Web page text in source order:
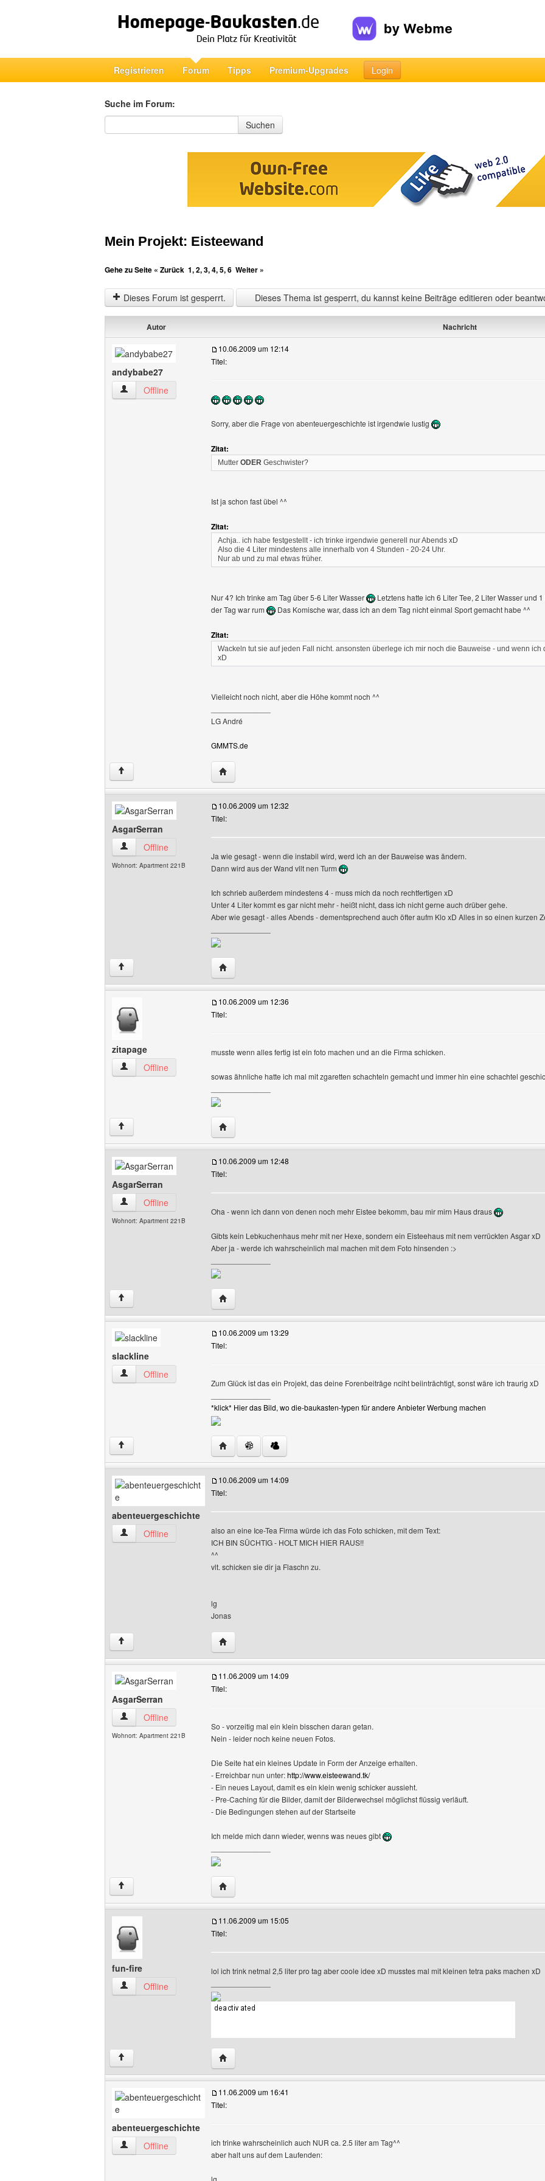
Registrieren Forum Tipps Premium-Upgrades Login
Suche im Forum:
Suche im Forum
Suchen
Mein Projekt: Eisteewand
Gehe zu Seite « Zurück 1,2,3,4,5,6 Weiter »
Dieses Forum ist gesperrt. Dieses Thema ist gesperrt, du kannst keine Beiträge editieren oder
Autor Nachricht
andybabe27
andybabe27 Benutzer-Profile anzeigen
Offline
10.06.2009 um 12:14
Titel:
Sorry, aber die Frage von abenteuergeschichte ist irgendwie lustig
Zitat:
Mutter ODER Geschwister?
Ist ja schon fast übel ^^
Zitat:
Achja.. ich habe festgestellt - ich trinke irgendwie generell nur Abends xD
Also die 4 Liter mindestens alle innerhalb von 4 Stunden - 20-24 Uhr.
Nur ab und zu mal etwas früher.
Nur 4? Ich trinke am Tag über 5-6 Liter Wasser
Letztens hatte ich 6 Liter Tee, 2 Liter Wasser und
der Tag war rum
Das Komische war, dass ich an dem Tag nicht einmal Sport gemacht habe ^^
Zitat:
Wackeln tut sie auf jeden Fall nicht. ansonsten überlege ich mir noch die Bauweise - und wenn
xD
Vielleicht noch nicht, aber die Höhe kommt noch ^^
LG André
GMMTS.de
↑ Website dieses Benutzers besuchen: andybabe27
AsgarSerran
AsgarSerran Benutzer-Profile anzeigen
Offline
Wohnort: Apartment 221B
10.06.2009 um 12:32
Titel:
Ja wie gesagt - wenn die instabil wird, werd ich an der Bauweise was ändern.
Dann wird aus der Wand vllt nen Turm
Ich schrieb außerdem mindestens 4 - muss mich da noch rechtfertigen xD
Unter 4 Liter kommt es gar nicht mehr - heißt nicht, dass ich nicht gerne auch drüber gehe.
Aber wie gesagt - alles Abends - dementsprechend auch öfter aufm Klo xD Alles in so einen kurzen
↑ Website dieses Benutzers besuchen: AsgarSerran
zitapage
zitapage Benutzer-Profile anzeigen
Offline
10.06.2009 um 12:36
Titel:
musste wenn alles fertig ist ein foto machen und an die Firma schicken.
sowas ähnliche hatte ich mal mit zgaretten schachteln gemacht und immer hin eine schachtel
↑ Website dieses Benutzers besuchen: zitapage
AsgarSerran
AsgarSerran Benutzer-Profile anzeigen
Offline
Wohnort: Apartment 221B
10.06.2009 um 12:48
Titel:
Oha - wenn ich dann von denen noch mehr Eistee bekomm, bau mir mirn Haus draus
Gibts kein Lebkuchenhaus mehr mit ner Hexe, sondern ein Eisteehaus mit nem verrückten Asgar xD
Aber ja - werde ich wahrscheinlich mal machen mit dem Foto hinsenden :>
↑ Website dieses Benutzers besuchen: AsgarSerran
slackline
slackline Benutzer-Profile anzeigen
Offline
10.06.2009 um 13:29
Titel:
Zum Glück ist das ein Projekt, das deine Forenbeiträge nciht beiinträchtigt, sonst wäre ich traurig xD
*klick* Hier das Bild, wo die-baukasten-typen für andere Anbieter Werbung machen
↑ Website dieses Benutzers besuchen: slackline
abenteuergeschichte
abenteuergeschichte Benutzer-Profile anzeigen
Offline
10.06.2009 um 14:09
Titel:
also an eine Ice-Tea Firma würde ich das Foto schicken, mit dem Text:
ICH BIN SÜCHTIG - HOLT MICH HIER RAUS!!
^^
vlt. schicken sie dir ja Flaschn zu.
lg
Jonas
↑ Website dieses Benutzers besuchen: abenteuergeschichte
AsgarSerran
AsgarSerran Benutzer-Profile anzeigen
Offline
Wohnort: Apartment 221B
11.06.2009 um 14:09
Titel:
So - vorzeitig mal ein klein bisschen daran getan.
Nein - leider noch keine neuen Fotos.
Die Seite hat ein kleines Update in Form der Anzeige erhalten.
- Erreichbar nun unter:http://www.eisteewand.tk/
- Ein neues Layout, damit es ein klein wenig schicker aussieht.
- Pre-Caching für die Bilder, damit der Bilderwechsel möglichst flüssig verläuft.
- Die Bedingungen stehen auf der Startseite
Ich melde mich dann wieder, wenns was neues gibt
↑ Website dieses Benutzers besuchen: AsgarSerran
fun-fire
fun-fire Benutzer-Profile anzeigen
Offline
11.06.2009 um 15:05
Titel:
lol ich trink netmal 2,5 liter pro tag aber coole idee xD musstes mal mit kleinen tetra paks machen xD
↑ Website dieses Benutzers besuchen: fun-fire
abenteuergeschichte
abenteuergeschichte Benutzer-Profile anzeigen
Offline
11.06.2009 um 16:41
Titel:
ich trinke wahrscheinlich auch NUR ca. 2.5 liter am Tag^^
aber halt uns auf dem Laufenden:
lg